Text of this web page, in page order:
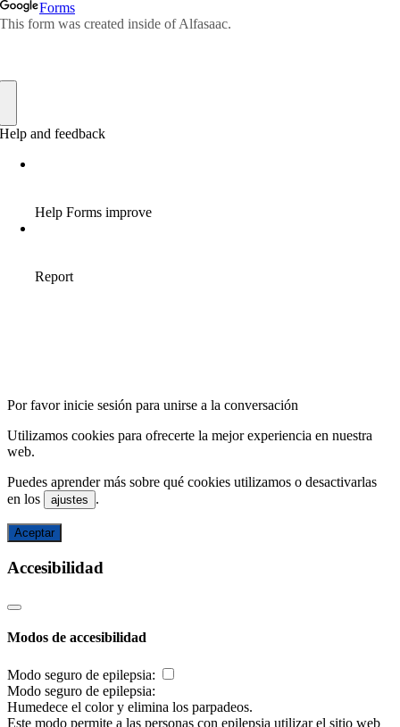
Por favor inicie sesión para unirse a la conversación
Utilizamos cookies para ofrecerte la mejor experiencia en nuestra
web.
Puedes aprender más sobre qué cookies utilizamos o desactivarlas
en los
ajustes .
Aceptar
Accesibilidad
Modos de accesibilidad
Modo seguro de epilepsia:
Modo seguro de epilepsia:
Humedece el color y elimina los parpadeos.
Este modo permite a las personas con epilepsia utilizar el sitio web